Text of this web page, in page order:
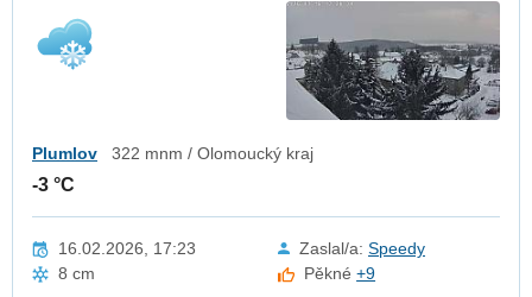
Plumlov 322 mnm / Olomoucký kraj
-3 °C
16.02.2026, 17:23 Zaslal/a: Speedy
8 cm
Pěkné+9